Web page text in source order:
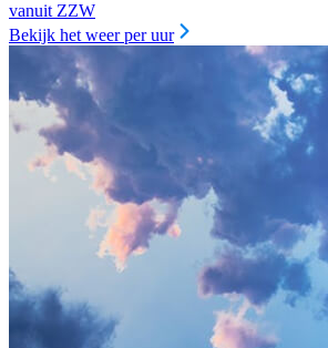
vanuit ZZW
Bekijk het weer per uur